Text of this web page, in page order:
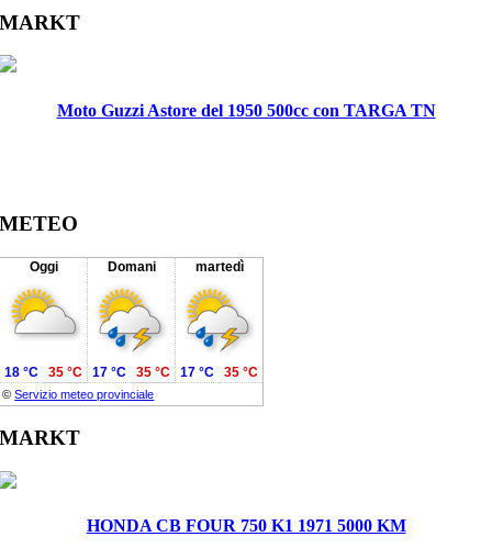
Facebook
Twitter
Reddit
LinkedIn
WhatsApp
Tumblr
Pinterest
Vk
Xing
Email
MARKT
Moto Guzzi Astore del 1950 500cc con TARGA TN
METEO
Oggi Domani martedì
©Servizio meteo provinciale
18 °C 35 °C 17 °C 35 °C 17 °C 35 °C
MARKT
HONDA CB FOUR 750 K1 1971 5000 KM